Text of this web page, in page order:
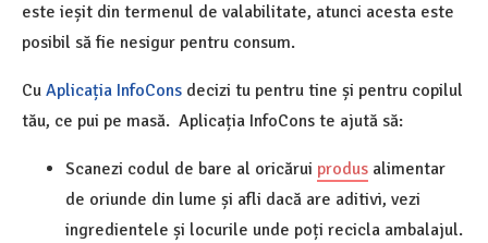
este ieșit din termenul de valabilitate, atunci acesta este
posibil să fie nesigur pentru consum.
Cu Aplicația InfoCons decizi tu pentru tine și pentru copilul
tău, ce pui pe masă. Aplicația InfoCons te ajută să:
Scanezi codul de bare al oricărui produs alimentar
de oriunde din lume și afli dacă are aditivi, vezi
ingredientele și locurile unde poți recicla ambalajul.